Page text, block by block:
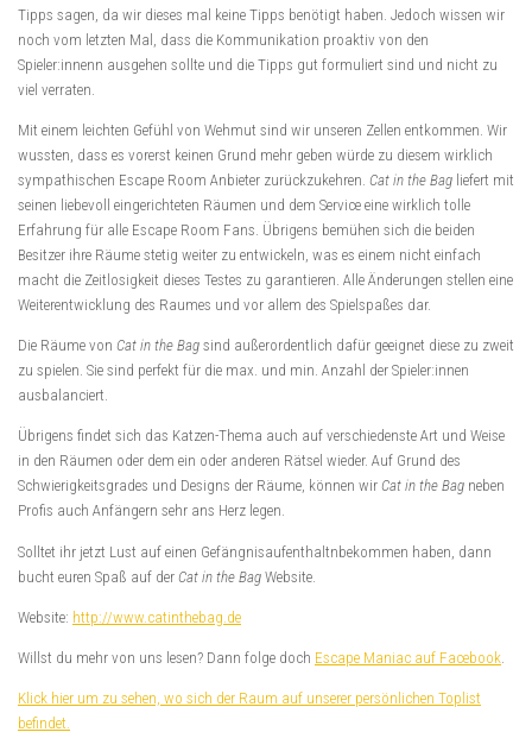
Tipps sagen, da wir dieses mal keine Tipps benötigt haben. Jedoch wissen wir
noch vom letzten Mal, dass die Kommunikation proaktiv von den
Spieler:innenn ausgehen sollte und die Tipps gut formuliert sind und nicht zu
viel verraten.
Mit einem leichten Gefühl von Wehmut sind wir unseren Zellen entkommen. Wir
wussten, dass es vorerst keinen Grund mehr geben würde zu diesem wirklich
sympathischen Escape Room Anbieter zurückzukehren. Cat in the Bag liefert mit
seinen liebevoll eingerichteten Räumen und dem Service eine wirklich tolle
Erfahrung für alle Escape Room Fans. Übrigens bemühen sich die beiden
Besitzer ihre Räume stetig weiter zu entwickeln, was es einem nicht einfach
macht die Zeitlosigkeit dieses Testes zu garantieren. Alle Änderungen stellen eine
Weiterentwicklung des Raumes und vor allem des Spielspaßes dar.
Die Räume von Cat in the Bag sind außerordentlich dafür geeignet diese zu zweit
zu spielen. Sie sind perfekt für die max. und min. Anzahl der Spieler:innen
ausbalanciert.
Übrigens findet sich das Katzen-Thema auch auf verschiedenste Art und Weise
in den Räumen oder dem ein oder anderen Rätsel wieder. Auf Grund des
Schwierigkeitsgrades und Designs der Räume, können wir Cat in the Bag neben
Profis auch Anfängern sehr ans Herz legen.
Solltet ihr jetzt Lust auf einen Gefängnisaufenthaltnbekommen haben, dann
bucht euren Spaß auf der Cat in the Bag Website.
Website: http://www.catinthebag.de
Willst du mehr von uns lesen? Dann folge doch Escape Maniac auf Facebook
Klick hier um zu sehen, wo sich der Raum auf unserer persönlichen Toplist
befindet.